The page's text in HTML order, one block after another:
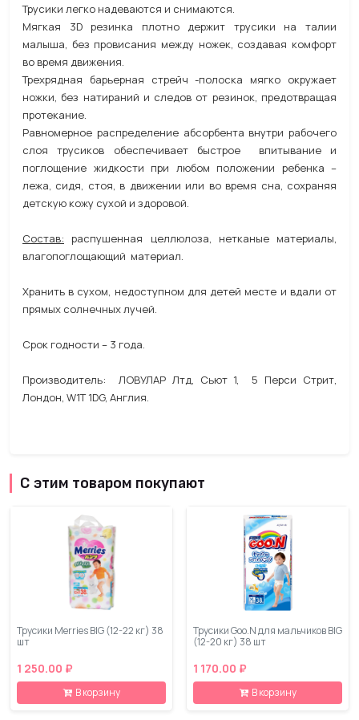
Трусики легко надеваются и снимаются.
Мягкая 3D резинка плотно держит трусики на талии
малыша, без провисания между ножек, создавая комфорт
во время движения.
Трехрядная барьерная стрейч -полоска мягко окружает
ножки, без натираний и следов от резинок, предотвращая
протекание.
Равномерное распределение абсорбента внутри рабочего
слоя трусиков обеспечивает быстрое впитывание и
поглощение жидкости при любом положении ребенка –
лежа, сидя, стоя, в движении или во время сна, сохраняя
детскую кожу сухой и здоровой.
Состав: распушенная целлюлоза, нетканые материалы,
влагопоглощающий материал.
Хранить в сухом, недоступном для детей месте и вдали от
прямых солнечных лучей.
Срок годности – 3 года.
Производитель: ЛОВУЛАР Лтд, Сьют 1, 5 Перси Стрит,
Лондон, W1T 1DG, Англия.
С этим товаром покупают
Трусики Merries BIG (12-22 кг) 38
шт
1 250.00 ₽
В корзину
Трусики Goo.N для мальчиков BIG
(12-20 кг) 38 шт
1 170.00 ₽
В корзину